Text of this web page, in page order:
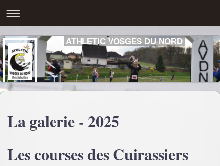
ATHLETIC VOSGES DU NORD
La galerie - 2025
Les courses des Cuirassiers